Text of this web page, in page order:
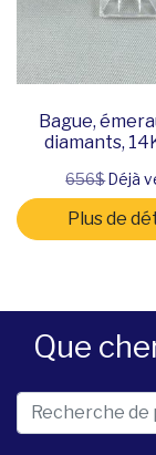
Que
Recherche pour :
Bague,
diamants,
656$Déjà
Plus de